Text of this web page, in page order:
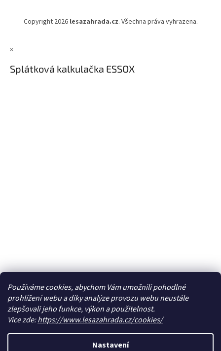
Používáme cookies, abychom Vám umožnili pohodlné
prohlížení webu a díky analýze provozu webu neustále
zlepšovali jeho funkce, výkon a použitelnost.
Vice zde:https://www.lesazahrada.cz/cookies/
Nastavení
Copyright 2026 lesazahrada.cz. Všechna práva vyhrazena.
×
Splátková kalkulačka ESSOX